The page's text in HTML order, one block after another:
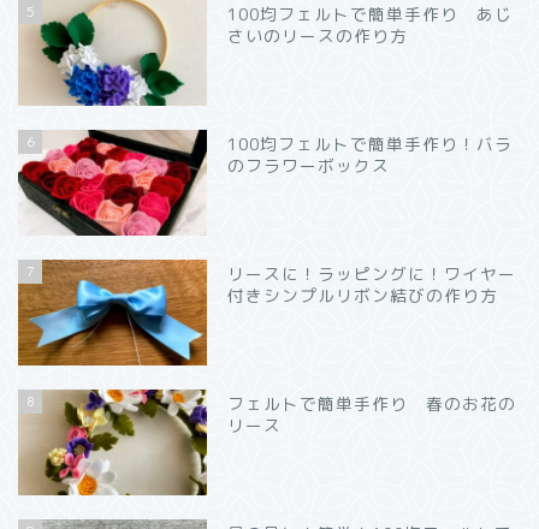
5
100均フェルトで簡単手作り あじ
さいのリースの作り方
6
100均フェルトで簡単手作り！バラ
のフラワーボックス
7
リースに！ラッピングに！ワイヤー
付きシンプルリボン結びの作り方
8
フェルトで簡単手作り 春のお花の
リース